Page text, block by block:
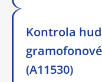
Kontrola
(A11530)